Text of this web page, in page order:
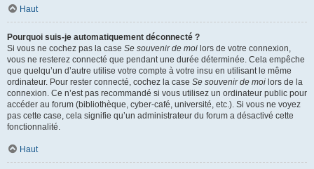
Haut
Pourquoi suis-je automatiquement déconnecté ?
Si vous ne cochez pas la case Se souvenir de moi lors de votre connexion,
vous ne resterez connecté que pendant une durée déterminée. Cela empêche
que quelqu’un d’autre utilise votre compte à votre insu en utilisant le même
ordinateur. Pour rester connecté, cochez la case Se souvenir de moi lors de la
connexion. Ce n’est pas recommandé si vous utilisez un ordinateur public pour
accéder au forum (bibliothèque, cyber-café, université, etc.). Si vous ne voyez
pas cette case, cela signifie qu’un administrateur du forum a désactivé cette
fonctionnalité.
Haut